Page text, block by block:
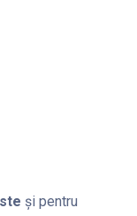
și pentru